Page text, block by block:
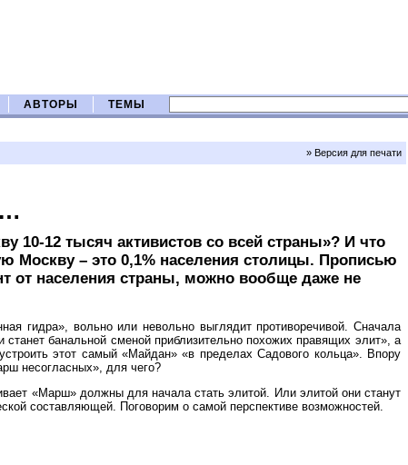
АВТОРЫ ТЕМЫ
» Версия для печати
10-12 тысяч активистов со всей страны»? И что
Москву – это 0,1% населения столицы. Прописью
населения страны, можно вообще даже не
гидра», вольно или невольно выглядит противоречивой. Сначала
банальной сменой приблизительно похожих правящих элит», а
этот самый «Майдан» «в пределах Садового кольца». Впору
несогласных», для чего?
«Марш» должны для начала стать элитой. Или элитой они станут
составляющей. Поговорим о самой перспективе возможностей.